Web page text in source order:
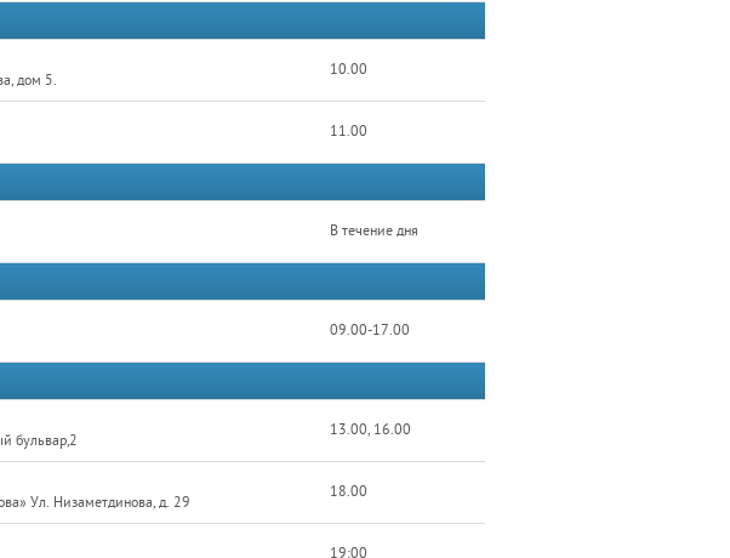
дом 5.
10.00
11.00
В течение дня
09.00-17.00
бульвар,2
13.00, 16.00
Ул. Низаметдинова, д. 29
18.00
19:00